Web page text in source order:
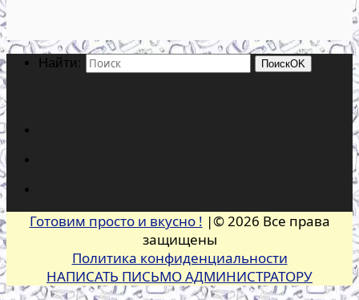
Найти: ПоискOK
Готовим просто и вкусно ! |© 2026 Все права
защищены
Политика конфиденциальности
НАПИСАТЬ ПИСЬМО АДМИНИСТРАТОРУ